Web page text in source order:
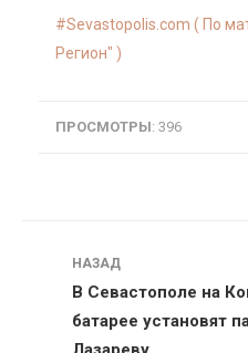
Sevastopolis.com ( По
Регион" )
ПРОСМОТРЫ: 396
Навигация
НАЗАД
В Севастополе на
батарее установят